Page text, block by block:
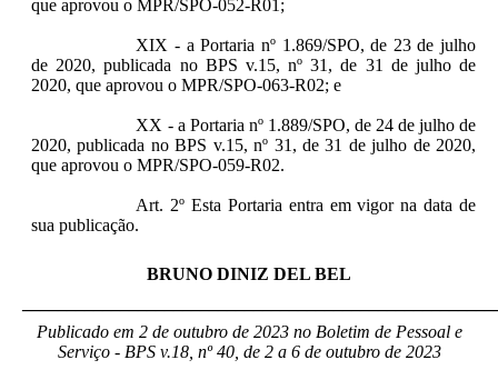
que aprovou o MPR/SPO-052-R01;
XIX - a Portaria nº 1.869/SPO, de 23 de julho
de 2020, publicada no BPS v.15, nº 31, de 31 de julho de
2020, que aprovou o MPR/SPO-063-R02; e
XX - a Portaria nº 1.889/SPO, de 24 de julho de
2020, publicada no BPS v.15, nº 31, de 31 de julho de 2020,
que aprovou o MPR/SPO-059-R02.
Art. 2º Esta Portaria entra em vigor na data de
sua publicação.
BRUNO DINIZ DEL BEL
Publicado em 2 de outubro de 2023 no Boletim de Pessoal e
Serviço - BPS v.18, nº 40, de 2 a 6 de outubro de 2023